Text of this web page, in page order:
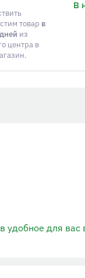
товар в
из
центра в
В
удобное для вас